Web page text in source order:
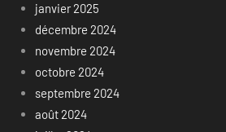
janvier 2025
décembre 2024
novembre 2024
octobre 2024
septembre 2024
août 2024